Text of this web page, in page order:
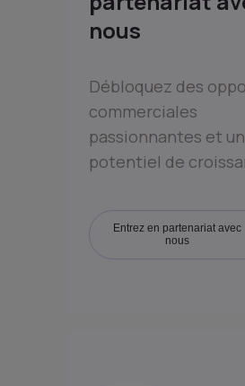
nous
Débloquez des
commerciales
passionnantes et un
potentiel de
Entrez en partenariat avec
nous